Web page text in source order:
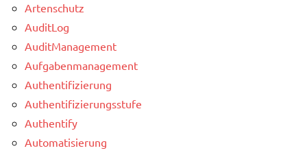
Artenschutz
AuditLog
AuditManagement
Aufgabenmanagement
Authentifizierung
Authentifizierungsstufe
Authentify
Automatisierung